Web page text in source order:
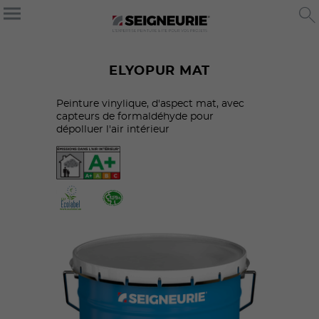
ELYOPUR MAT
Peinture vinylique, d'aspect mat, avec
capteurs de formaldéhyde pour
dépolluer l'air intérieur